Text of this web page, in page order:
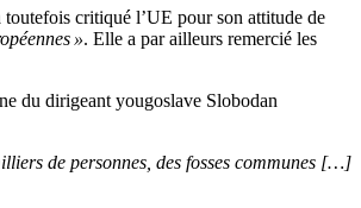
critiqué l’UE pour son attitude de
». Elle a par ailleurs remercié les
du dirigeant yougoslave Slobodan
de personnes, des fosses communes […]